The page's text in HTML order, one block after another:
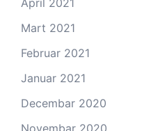
Mart 2021
Februar 2021
Januar 2021
Decembar 2020
Novembar 2020